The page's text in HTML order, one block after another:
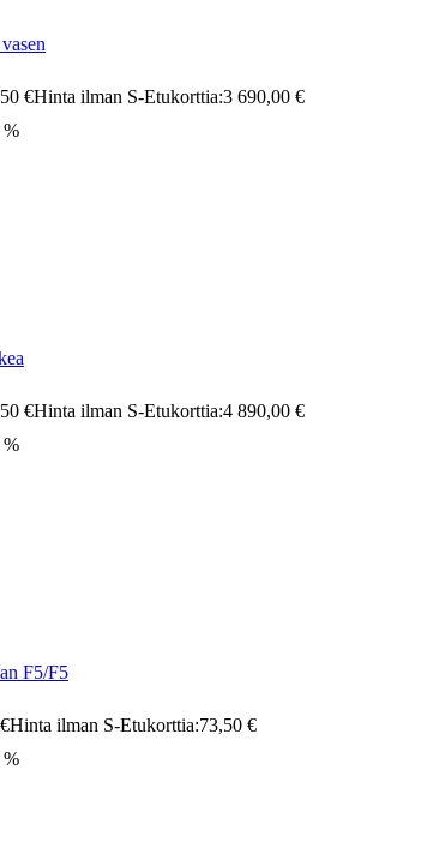
€Hinta ilman S-Etukorttia:3 690,00 €
%
€Hinta ilman S-Etukorttia:4 890,00 €
%
F5/F5
Hinta ilman S-Etukorttia:73,50 €
%